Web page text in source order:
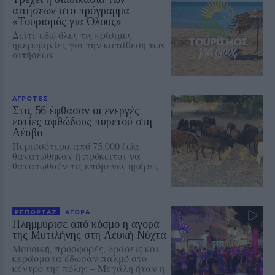
αιτήσεων στο πρόγραμμα
«Τουρισμός για Όλους»
Δείτε εδώ όλες τις κρίσιμες
ημερομηνίες για την κατάθεση των
αιτήσεων
ΑΓΡΟΤΕΣ
Στις 56 έφθασαν οι ενεργές
εστίες αφθώδους πυρετού στη
Λέσβο
Περισσότερα από 75.000 ζώα
θανατώθηκαν ή πρόκειται να
θανατωθούν τις επόμενες ημέρες
ΡΕΠΟΡΤΑΖ ΑΓΟΡΑ
Πλημμύρισε από κόσμο η αγορά
της Μυτιλήνης στη Λευκή Νύχτα
Μουσική, προσφορές, δράσεις και
κεράσματα έδωσαν παλμό στο
κέντρο της πόλης – Μεγάλη ήταν η